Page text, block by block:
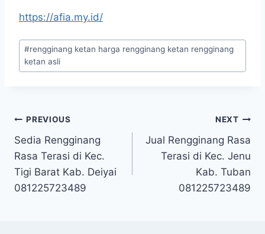
https://afia.my.id/
#rengginang ketan harga rengginang ketan rengginang
ketan asli
PREVIOUS
Sedia Rengginang
Rasa Terasi di Kec.
Tigi Barat Kab. Deiyai
081225723489
NEXT
Jual Rengginang Rasa
Terasi di Kec. Jenu
Kab. Tuban
081225723489